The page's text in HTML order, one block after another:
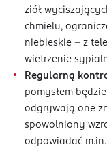
ziół
chmielu,
niebieskie – z
wietrzenie
Regularną
pomysłem
odgrywają one
spowolniony
odpowiadać